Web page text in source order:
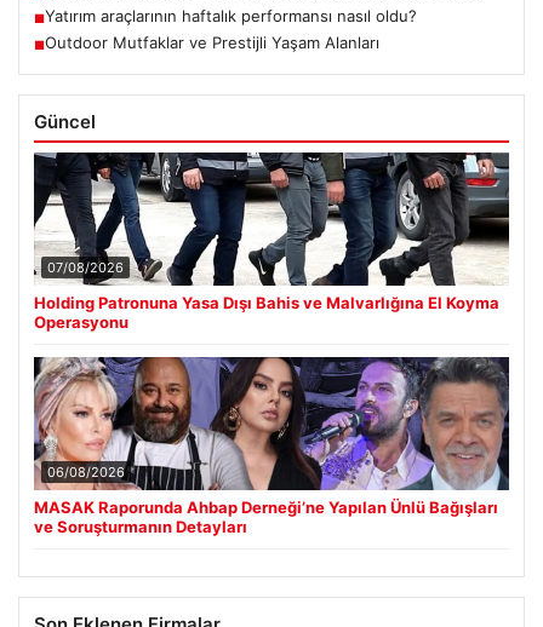
■Yatırım araçlarının haftalık performansı nasıl oldu?
■Outdoor Mutfaklar ve Prestijli Yaşam Alanları
Güncel
07/08/2026
Holding Patronuna Yasa Dışı Bahis ve Malvarlığına El Koyma
Operasyonu
06/08/2026
MASAK Raporunda Ahbap Derneği’ne Yapılan Ünlü Bağışları
ve Soruşturmanın Detayları